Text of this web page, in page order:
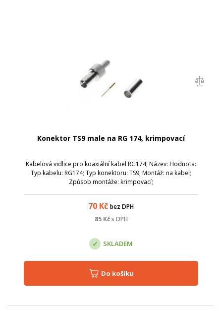
Konektor TS9 male na RG 174, krimpovací
Kabelová vidlice pro koaxiální kabel RG174; Název: Hodnota:
Typ kabelu: RG174; Typ konektoru: TS9; Montáž: na kabel;
Způsob montáže: krimpovací;
70 Kč bez DPH
85Kč s DPH
SKLADEM
Do košíku